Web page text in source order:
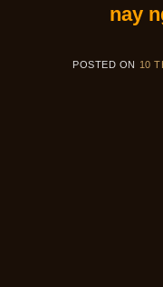
nay
POSTED ON 10